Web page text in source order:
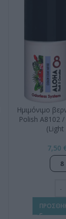
Ημιμόνιμο
Polish A8102 /
7,50
8